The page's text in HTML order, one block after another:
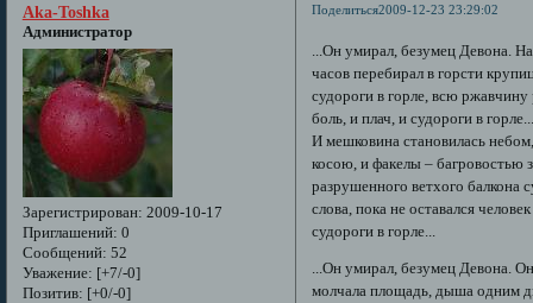
Поделиться2009-12-23 23:29:02
Aka-Toshka
Администратор
Зарегистрирован: 2009-10-17
Приглашений: 0
Сообщений: 52
Уважение: [+7/-0]
Позитив: [+0/-0]
...Он умирал, безумец Девона.
часов перебирал в горсти
судороги в горле, всю ржавчину
боль, и плач, и судороги в
И мешковина становилась
косою, и факелы – багровостью
разрушенного ветхого балкона
слова, пока не оставался
судороги в горле...
...Он умирал, безумец Девона.
молчала площадь, дыша одним